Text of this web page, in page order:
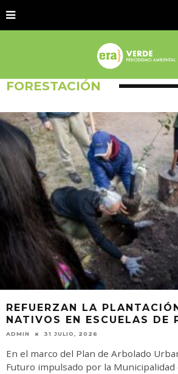
FORESTACIÓN
REFUERZAN LA
NATIVOS EN ESCUELAS DE
ADMIN 31 JULIO, 2026
En el marco del Plan de Arbolado
Futuro impulsado por la Municipalidad